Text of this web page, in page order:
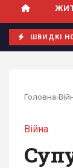
ШВИДКІ
прагне
Головна›
Війна